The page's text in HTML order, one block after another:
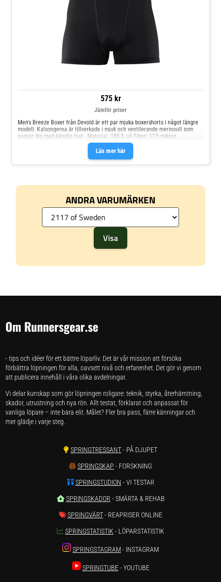
575 kr
Läs mer här
Jämför priser
Men's Breeze Boxer från Devold är ett par mjuka boxershorts i något längre
modell. Kalsongerna är tillverkade i mjuk och ventilerande merinoull som
passar dig med känslig hud. Material: 100 % ull Fiber: 17,5 mikron
ANDRA VARUMÄRKEN
Om Runnersgear.se
- tips och idéer för ett bättre löparliv. Det är vår mission att försöka
förbättra löpningen för alla, oavsett nivå och erfarenhet. Det gör vi genom
att publicera innehåll i våra olika avdelningar.
Vi delar kunskap som gör löpningen roligare: teknik, styrka, återhämtning,
skador, utrustning och nya rön. Allt testat, förklarat och anpassat för
vanliga löpare – inte bara elit. Målet? Fler bra pass, färre känningar och
mer glädje i varje steg.
SPRINGTRESSANT- PÅ DJUPET
SPRINGSKAP - FORSKNING
SPRINGSTUDION - VI TESTAR
SPRINGSKADOR - SMÄRTA & REHAB
SPRINGVÄRT- REAPRISER ONLINE
SPRINGSTATISTIK - LÖPARSTATISTIK
SPRINGSTAGRAM- INSTAGRAM
SPRINGTUBE- YOUTUBE